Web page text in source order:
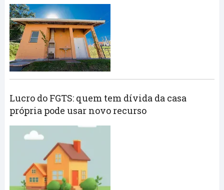
Lucro do FGTS: quem tem dívida da casa
própria pode usar novo recurso